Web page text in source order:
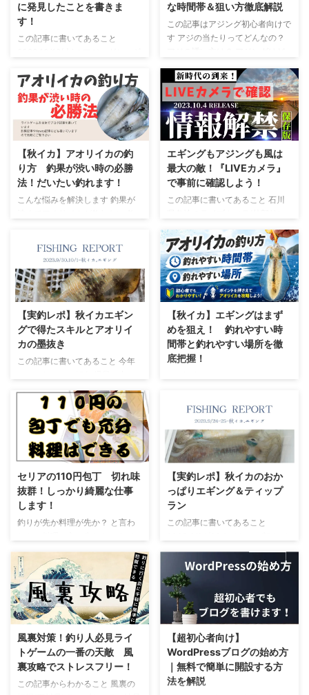
に発見したことを書きま
す！
この記事に書いてあること
に発見したこと アジフライが美
味かったというだけの記事 はじ
めに どうも、りゅうせいです い
つもは週末アングラーですが、今
回はお盆休みの代休で急遽釣りに
行きました 今回も面白い発見を
したので最後まで読んで頂けると
嬉しいです では早速書いていき
ます
まずアジングから開始 当
初の予定 23：00～エギング開始
で2時間ほど 様子を見ながらアジ
まずめに回遊狙いのエジング開始
な時間帯＆狙い方徹底解説
この記事はアジング初心者向けで
す アジの当たりってどんなの？
すがに10月に入ると寒くなりま
したね 天候が安定せず行きたい
ポイントの風が微妙なためエギン
グを一旦お休みしてアジングに行
ってきました 海水温も徐々にで
はありますが、少しずつ下がって
きました ここ最近はエギングの
ことを記事に書いてましたが、ラ
イトゲーマーである私の二本目の
主軸であるアジングに触れたいと
思います アジングのリグもエギ
ングと同じくとてもシンプルで簡
単です こちら ロッド(竿) ...
【秋イカ】アオリイカの釣
り方 釣果が渋い時の必勝
法！だいたい釣れます！
こんな悩みを解決します 釣果が
オリイカを釣りたい！ どうも、
りゅうせいです やはり秋は天候
が崩れやすいですね。北陸だけで
なく、全国的に悪天候の日が増え
てきます。 となると、どうして
も次回の釣行までの間隔が空きが
ちになります。 では、期間が空
くとどうなるのか――。 感覚が
鈍る ポイントの状況変化を見逃
す モチベーションが下がる 特に
エギングのような「タイミング勝
負」の釣りは、間隔が空くほど読
みが外れやすくなります 短 ...
エギングもアジングも風は
最大の敵！『LIVEカメラ』
で事前に確認しよう！
この記事に書いてあること 石川
ク) 釣り環境、風向きの「◎」と
「✖」 はじめに どうも、りゅう
せいです 今回は以前に書いた
「風裏攻略の記事」のライブカメ
ラが思いのほか反響が高かったの
で外部リンクになりますが貼りた
いと思います 光るボタンを押す
とLIVEカメラに移行しますのでな
るべく「WiFi環境」もしくは「ギ
ガ放題」で見ることを推奨します
千里浜海岸
https://www.youtube.com/watc
◎ 北西・南西＝✖ 七尾城 ...
【実釣レポ】秋イカエギン
グで得たスキルとアオリイ
カの墨抜き
この記事に書いてあること 今年
エギングしたこと 渋いと言われ
てるティップランエギングのこと
アオリイカの墨抜き どうも、り
ゅうせい（@976ryu）です 満月
大潮で期待値高め…と言いたいと
ころですが満月大潮で良い事があ
ったことが少ないです 一か八か
の要素が強いというのが北陸の
「大潮」 今年の秋のアオリイカ
ですが、夏の記録的猛暑のせいな
のか例年とは異なる傾向にありま
すね こんな傾向にありますが、
楽しめないというわけではありま
せんので楽しみ方も含めてブログ
を書いてみようと思います ...
【秋イカ】エギングはまず
めを狙え！ 釣れやすい時
間帯と釣れやすい場所を徹
底把握！
い むしろアオリイカを釣ったこ
とがない この記事に書いてある
こと アオリイカが釣れやすい時
間帯 アオリイカが釣れやすい条
件 アオリイカが釣れやすい地形
どうも、りゅうせい
（@976ryu）です 今回も「アオ
リイカの釣り方」について書いて
ます 9月下旬から10月上旬になる
とアオリイカは随分大きくなって
います ショアからでも胴長20セ
ンチを超えてきます 胴長20セン
チのアオリイカの重さはおよそ
400ｇ～500ｇに迫るサイ ...
セリアの110円包丁 切れ味
抜群！しっかり綺麗な仕事
します！
釣りが先か料理が先か？ と言わ
恥ずかしながら自分は3000円以
上の包丁を使ったことがありませ
ん 刺身包丁も持っておらず出刃
と小出刃のみで捌いています 特
によく使っているのは「小出刃包
丁」しかもセリアで買った１１０
円(税込)のもの 意外と小回りが利
くというか手返しが良くて優秀な
ので気に入ってます♬ きっと値
段が高い包丁の方が綺麗に捌ける
のでしょうが、私の作った料理を
【実釣レポ】秋イカのおか
っぱりエギング＆ティップ
ラン
この記事に書いてあること
め)の記録 2023.9/25湾内ティッ
プランの釣果 イカ玉のお好み焼
きのこと 少しだけ探ってみたア
ジのこと イカ焼きそばのこと ど
うも、りゅうせい（@976ryu）
です 週末アングラーなので余程
の天候でなければ大体釣りに行き
ます 今回は前回に書いた風裏攻
略を実践して来ました 注目のポ
イント付近は爆風予報のため私は
近場の風裏でシコシコとしゃくっ
風裏対策！釣り人必見ライ
トゲームの一番の天敵 風
裏攻略でストレスフリー！
この記事からわかること 風裏の
【超初心者向け】
WordPressブログの始め方
｜無料で簡単に開設する方
法を解説